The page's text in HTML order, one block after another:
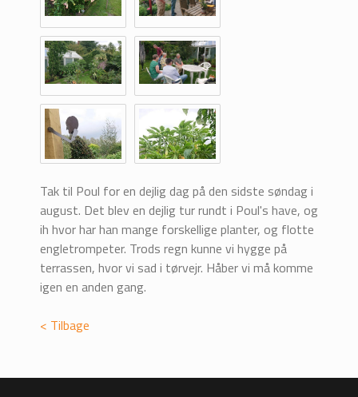
Tak til Poul for en dejlig dag på den sidste søndag i
august. Det blev en dejlig tur rundt i Poul's have, og
ih hvor har han mange forskellige planter, og flotte
engletrompeter. Trods regn kunne vi hygge på
terrassen, hvor vi sad i tørvejr. Håber vi må komme
igen en anden gang.
< Tilbage